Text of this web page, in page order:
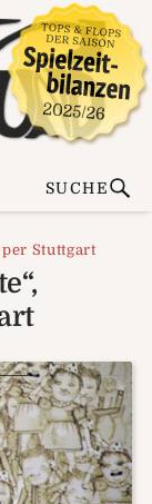
SUCHE
Stuttgart